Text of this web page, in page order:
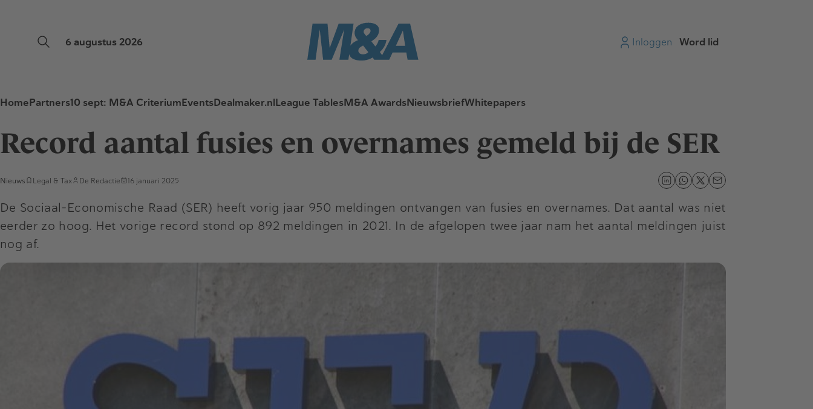
6 augustus 2026 Inloggen Word lid
HomePartners10 sept: M&A CriteriumEventsDealmaker.nlLeague TablesM&A AwardsNieuwsbriefWhitepapers
Record aantal fusies en overnames gemeld bij de SER
Nieuws Legal & Tax De Redactie 16 januari 2025
De Sociaal-Economische Raad (SER) heeft vorig jaar 950 meldingen ontvangen van fusies en overnames. Dat aantal was niet
eerder zo hoog. Het vorige record stond op 892 meldingen in 2021. In de afgelopen twee jaar nam het aantal meldingen juist
nog af.